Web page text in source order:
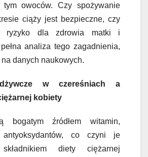
tym owoców. Czy spożywanie
ciąży jest bezpieczne, czy
ryzyko dla zdrowia matki i
analiza tego zagadnienia,
danych naukowych.
w czereśniach a
kobiety
bogatym źródłem witamin,
antyoksydantów, co czyni je
diety ciężarnej